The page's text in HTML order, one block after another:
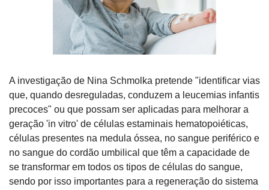
A investigação de Nina Schmolka pretende "identificar vias
que, quando desreguladas, conduzem a leucemias infantis
precoces" ou que possam ser aplicadas para melhorar a
geração 'in vitro' de células estaminais hematopoiéticas,
células presentes na medula óssea, no sangue periférico e
no sangue do cordão umbilical que têm a capacidade de
se transformar em todos os tipos de células do sangue,
sendo por isso importantes para a regeneração do sistema